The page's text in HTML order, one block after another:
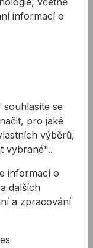
Kč
Kč
Kč
Kč
informací o
se
pro jaké
výběrů,
vybrané"..
informací o
dalších
a zpracování